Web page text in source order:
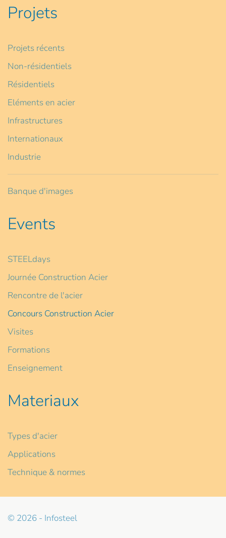
Projets
Projets récents
Non-résidentiels
Résidentiels
Eléments en acier
Infrastructures
Internationaux
Industrie
Banque d'images
Events
STEELdays
Journée Construction Acier
Rencontre de l'acier
Concours Construction Acier
Visites
Formations
Enseignement
Materiaux
Types d'acier
Applications
Technique & normes
© 2026 - Infosteel